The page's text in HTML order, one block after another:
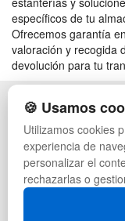
específicos de tu
Ofrecemos garantía
valoración y recogida
devolución para tu
POLÍTICA DE
CONDICIONES DE USO
CAMBIOS Y
CONTACTO
QUIENES SOMOS
MAPA WEB
PREGUNTAS
🍪 Usamos
Utilizamos cookies
experiencia de
personalizar el
rechazarlas o